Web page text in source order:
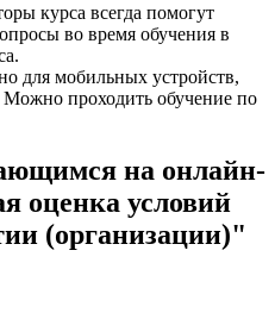
курса всегда помогут
во время обучения в
для мобильных устройств,
проходить обучение по
на онлайн-
оценка условий
(организации)"